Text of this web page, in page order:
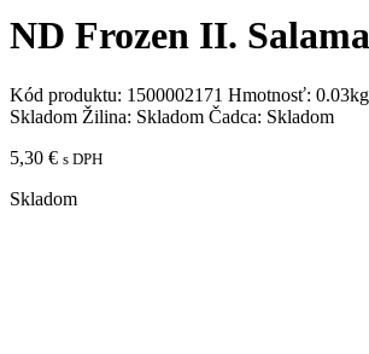
ND Frozen II.
Kód produktu: 1500002171 Hmotnosť: 0.03kg
Skladom Žilina: Skladom Čadca: Skladom
5,30 € s DPH
Skladom